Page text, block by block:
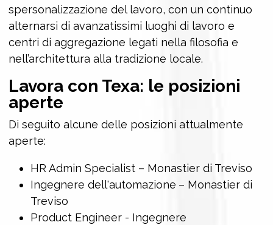
spersonalizzazione del lavoro, con un continuo
alternarsi di avanzatissimi luoghi di lavoro e
centri di aggregazione legati nella filosofia e
nell’architettura alla tradizione locale.
Lavora con Texa: le posizioni
aperte
Di seguito alcune delle posizioni attualmente
aperte:
HR Admin Specialist ­– Monastier di Treviso
Ingegnere dell'automazione – Monastier di
Treviso
Product Engineer - Ingegnere